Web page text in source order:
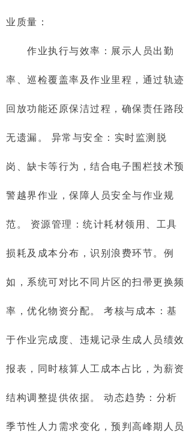
业质量：
作业执行与效率：展示人员出勤
率、巡检覆盖率及作业里程，通过轨迹
回放功能还原保洁过程，确保责任路段
无遗漏。 异常与安全：实时监测脱
岗、缺卡等行为，结合电子围栏技术预
警越界作业，保障人员安全与作业规
范。 资源管理：统计耗材领用、工具
损耗及成本分布，识别浪费环节。例
如，系统可对比不同片区的扫帚更换频
率，优化物资分配。 考核与成本：基
于作业完成度、违规记录生成人员绩效
报表，同时核算人工成本占比，为薪资
结构调整提供依据。 动态趋势：分析
季节性人力需求变化，预判高峰期人员